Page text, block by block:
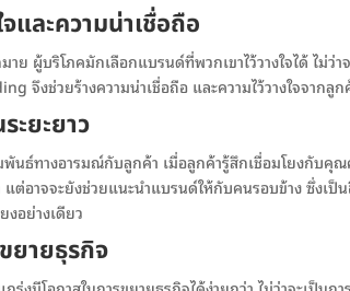
และความน่าเชื่อถือ
ย ผู้บริโภคมักเลือกแบรนด์ที่พวกเขาไว้วางใจได้ ไม่
จึงช่วยร้างความน่าเชื่อถือ และความไว้วางใจจากลู
ะยะยาว
นธ์ทางอารมณ์กับลูกค้า เมื่อลูกค้ารู้สึกเชื่อมโยงกับคุ
ต่อาจจะยังช่วยแนะนำแบรนด์ให้กับคนรอบข้าง ซึ่งเ
งอย่างเดียว
ยายธุรกิจ